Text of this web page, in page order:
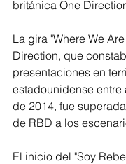
británica One
La gira "Where We
Direction, que
presentaciones en
estadounidense entre
de 2014, fue
de RBD a los
El inicio del "Soy